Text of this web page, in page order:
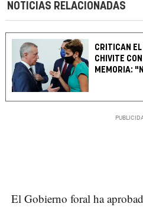
NOTICIAS RELACIONADAS
CRITICAN EL
CHIVITE
MEMORIA:
El Gobierno foral ha